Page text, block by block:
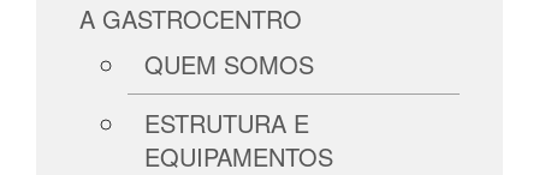
A GASTROCENTRO
QUEM SOMOS
ESTRUTURA E
EQUIPAMENTOS